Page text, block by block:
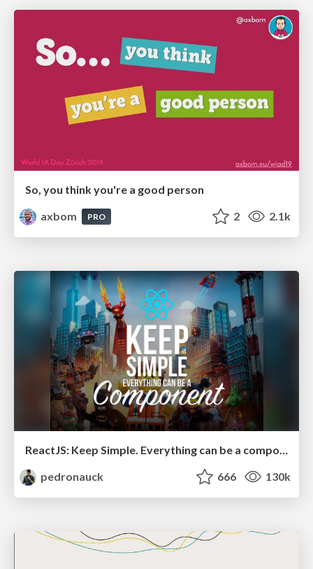
So, you think you're a good person
axbom
PRO 2 2.1k
ReactJS: Keep Simple. Everything can be a component!
pedronauck
666 130k